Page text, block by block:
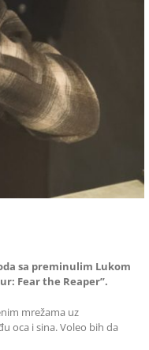
sa preminulim Lukom
Fear the Reaper”.
mrežama uz
oca i sina. Voleo bih da